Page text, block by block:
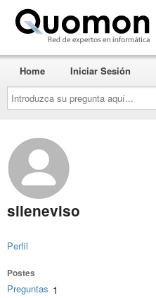
Introduzca
su
pregunta
aquí...
Home Iniciar Sesión
sileneviso
Perfil
Postes
Preguntas 1